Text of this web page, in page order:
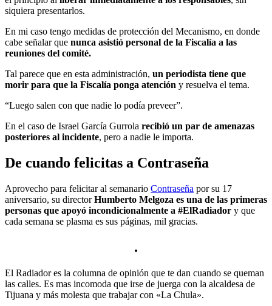
siquiera presentarlos.
En mi caso tengo medidas de protección del Mecanismo, en donde
cabe señalar que nunca asistió personal de la Fiscalía a las
reuniones del comité.
Tal parece que en esta administración, un periodista tiene que
morir para que la Fiscalía ponga atención y resuelva el tema.
“Luego salen con que nadie lo podía preveer”.
En el caso de Israel García Gurrola recibió un par de amenazas
posteriores al incidente, pero a nadie le importa.
De cuando felicitas a Contraseña
Aprovecho para felicitar al semanario Contraseña por su 17
aniversario, su directorHumberto Melgoza es una de las primeras
personas que apoyó incondicionalmente a #ElRadiador y que
cada semana se plasma es sus páginas, mil gracias.
.
El Radiador es la columna de opinión que te dan cuando se queman
las calles. Es mas incomoda que irse de juerga con la alcaldesa de
Tijuana y más molesta que trabajar con «La Chula».